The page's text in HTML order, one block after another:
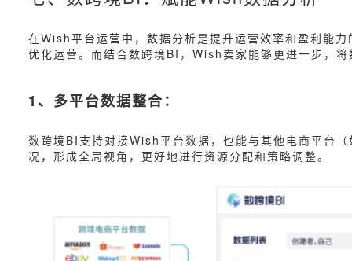
在Wish平台运营中，数据分析是提升运营效率和盈利能力
优化运营。而结合数跨境BI，Wish卖家能够更进一步，
1、多平台数据整合：
数跨境BI支持对接Wish平台数据，也能与其他电商平台
况，形成全局视角，更好地进行资源分配和策略调整。